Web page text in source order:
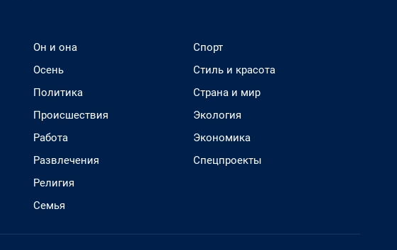
Он и она
Осень
Политика
Происшествия
Работа
Развлечения
Религия
Семья
Спорт
Стиль и красота
Страна и мир
Экология
Экономика
Спецпроекты